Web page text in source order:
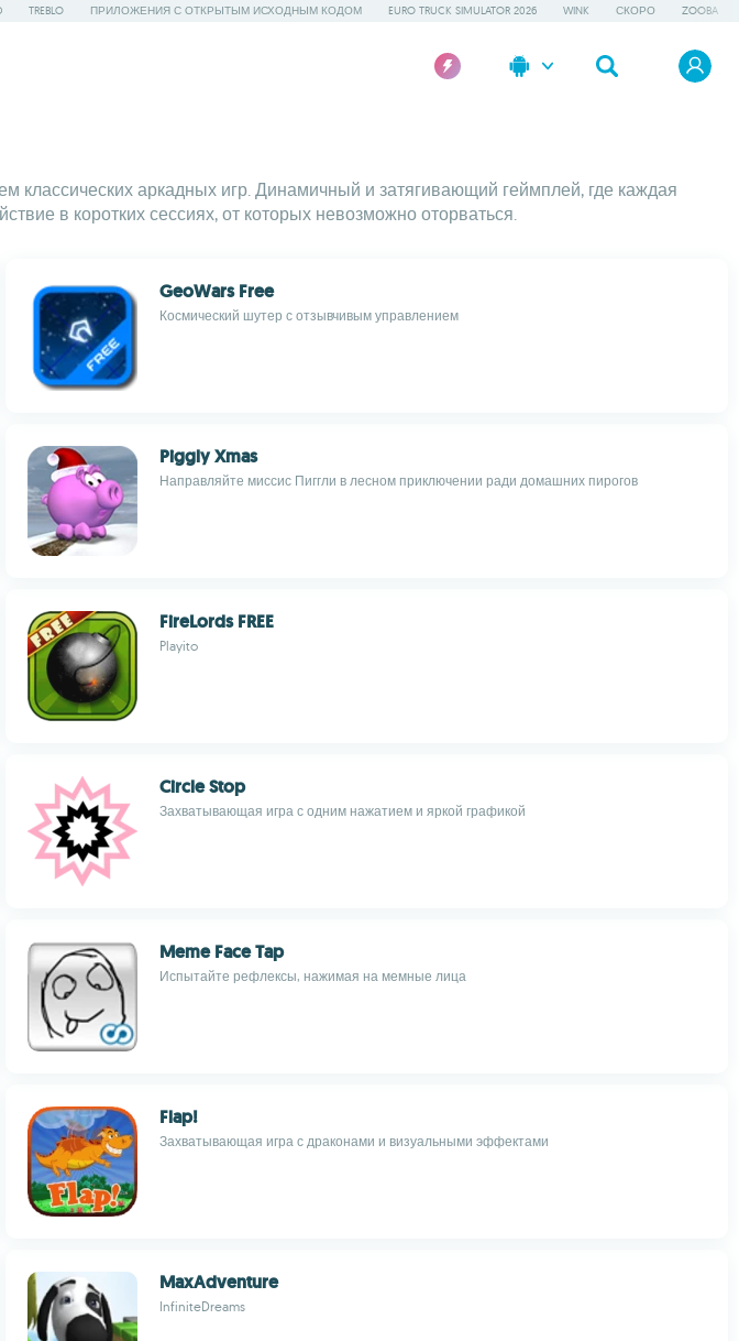
TREBLO ПРИЛОЖЕНИЯ С ОТКРЫТЫМ ИСХОДНЫМ КОДОМ EURO TRUCK SIMULATOR 2026 WINK СКОРО ZOOBA
классических аркадных игр. Динамичный и затягивающий геймплей, где каждая
в коротких сессиях, от которых невозможно оторваться.
GeoWars Free
Космический шутер с отзывчивым управлением
Piggly Xmas
Направляйте миссис Пиггли в лесном приключении ради домашних пирогов
FireLords FREE
Playito
Circle Stop
Захватывающая игра с одним нажатием и яркой графикой
Meme Face Tap
Испытайте рефлексы, нажимая на мемные лица
Flap!
Захватывающая игра с драконами и визуальными эффектами
MaxAdventure
InfiniteDreams